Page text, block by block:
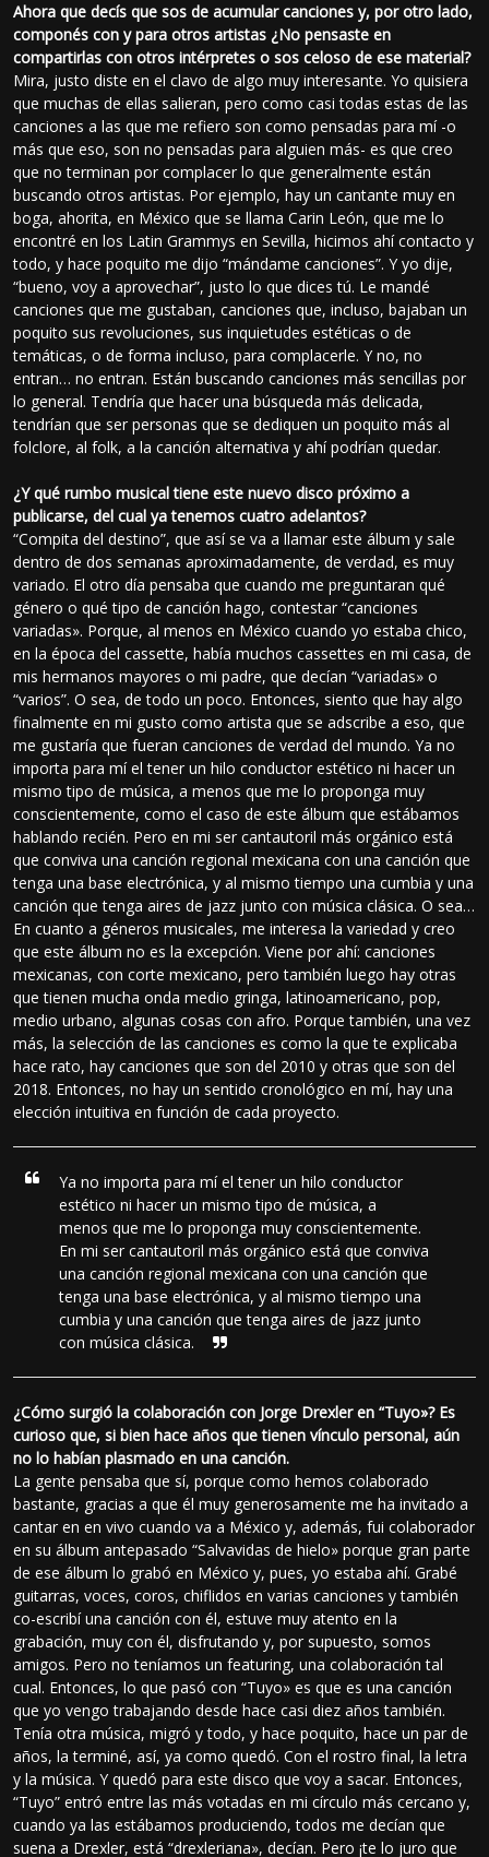
Ahora que decís que sos de acumular canciones y, por otro lado,
componés con y para otros artistas ¿No pensaste en
compartirlas con otros intérpretes o sos celoso de ese material?
Mira, justo diste en el clavo de algo muy interesante. Yo quisiera
que muchas de ellas salieran, pero como casi todas estas de las
canciones a las que me refiero son como pensadas para mí -o
más que eso, son no pensadas para alguien más- es que creo
que no terminan por complacer lo que generalmente están
buscando otros artistas. Por ejemplo, hay un cantante muy en
boga, ahorita, en México que se llama Carin León, que me lo
encontré en los Latin Grammys en Sevilla, hicimos ahí contacto y
todo, y hace poquito me dijo “mándame canciones”. Y yo dije,
“bueno, voy a aprovechar”, justo lo que dices tú. Le mandé
canciones que me gustaban, canciones que, incluso, bajaban un
poquito sus revoluciones, sus inquietudes estéticas o de
temáticas, o de forma incluso, para complacerle. Y no, no
entran… no entran. Están buscando canciones más sencillas por
lo general. Tendría que hacer una búsqueda más delicada,
tendrían que ser personas que se dediquen un poquito más al
folclore, al folk, a la canción alternativa y ahí podrían quedar.
¿Y qué rumbo musical tiene este nuevo disco próximo a
publicarse, del cual ya tenemos cuatro adelantos?
“Compita del destino”, que así se va a llamar este álbum y sale
dentro de dos semanas aproximadamente, de verdad, es muy
variado. El otro día pensaba que cuando me preguntaran qué
género o qué tipo de canción hago, contestar “canciones
variadas». Porque, al menos en México cuando yo estaba chico,
en la época del cassette, había muchos cassettes en mi casa, de
mis hermanos mayores o mi padre, que decían “variadas» o
“varios”. O sea, de todo un poco. Entonces, siento que hay algo
finalmente en mi gusto como artista que se adscribe a eso, que
me gustaría que fueran canciones de verdad del mundo. Ya no
importa para mí el tener un hilo conductor estético ni hacer un
mismo tipo de música, a menos que me lo proponga muy
conscientemente, como el caso de este álbum que estábamos
hablando recién. Pero en mi ser cantautoril más orgánico está
que conviva una canción regional mexicana con una canción que
tenga una base electrónica, y al mismo tiempo una cumbia y una
canción que tenga aires de jazz junto con música clásica. O sea…
En cuanto a géneros musicales, me interesa la variedad y creo
que este álbum no es la excepción. Viene por ahí: canciones
mexicanas, con corte mexicano, pero también luego hay otras
que tienen mucha onda medio gringa, latinoamericano, pop,
medio urbano, algunas cosas con afro. Porque también, una vez
más, la selección de las canciones es como la que te explicaba
hace rato, hay canciones que son del 2010 y otras que son del
2018. Entonces, no hay un sentido cronológico en mí, hay una
elección intuitiva en función de cada proyecto.
Ya no importa para mí el tener un hilo conductor
estético ni hacer un mismo tipo de música, a
menos que me lo proponga muy conscientemente.
En mi ser cantautoril más orgánico está que conviva
una canción regional mexicana con una canción que
tenga una base electrónica, y al mismo tiempo una
cumbia y una canción que tenga aires de jazz junto
con música clásica.
¿Cómo surgió la colaboración con Jorge Drexler en “Tuyo»? Es
curioso que, si bien hace años que tienen vínculo personal, aún
no lo habían plasmado en una canción.
La gente pensaba que sí, porque como hemos colaborado
bastante, gracias a que él muy generosamente me ha invitado a
cantar en en vivo cuando va a México y, además, fui colaborador
en su álbum antepasado “Salvavidas de hielo» porque gran parte
de ese álbum lo grabó en México y, pues, yo estaba ahí. Grabé
guitarras, voces, coros, chiflidos en varias canciones y también
co-escribí una canción con él, estuve muy atento en la
grabación, muy con él, disfrutando y, por supuesto, somos
amigos. Pero no teníamos un featuring, una colaboración tal
cual. Entonces, lo que pasó con “Tuyo» es que es una canción
que yo vengo trabajando desde hace casi diez años también.
Tenía otra música, migró y todo, y hace poquito, hace un par de
años, la terminé, así, ya como quedó. Con el rostro final, la letra
y la música. Y quedó para este disco que voy a sacar. Entonces,
“Tuyo” entró entre las más votadas en mi círculo más cercano y,
cuando ya las estábamos produciendo, todos me decían que
suena a Drexler, está “drexleriana», decían. Pero ¡te lo juro que